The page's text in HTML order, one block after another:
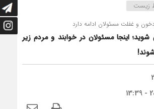
زیست
و غفلت مسئولان ادامه دارد
شوید؛ اینجا مسئولان در خوابند و مردم زیر